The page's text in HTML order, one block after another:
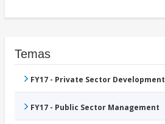
Temas
FY17 - Private Sector Development
FY17 - Public Sector Management